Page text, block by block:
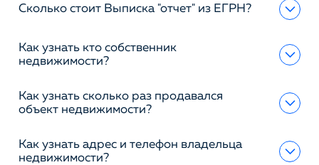
Сколько стоит Выписка "отчет" из ЕГРН?
Как узнать кто собственник
недвижимости?
Как узнать сколько раз продавался
объект недвижимости?
Как узнать адрес и телефон владельца
недвижимости?